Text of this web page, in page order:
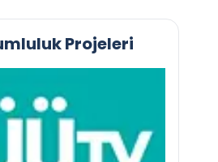
Projeleri